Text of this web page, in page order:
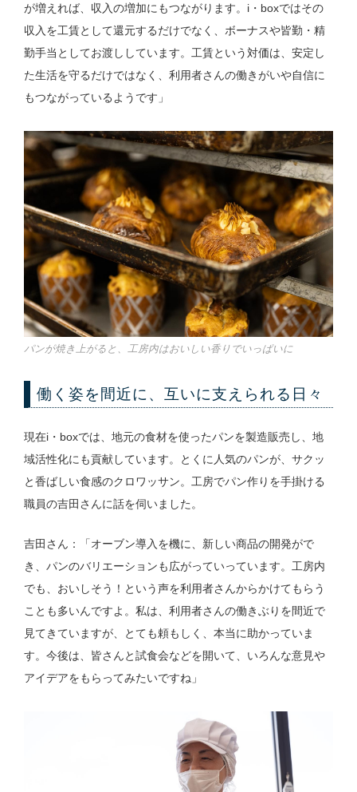
が増えれば、収入の増加にもつながります。i・boxではその
収入を工賃として還元するだけでなく、ボーナスや皆勤・精
勤手当としてお渡ししています。工賃という対価は、安定し
た生活を守るだけではなく、利用者さんの働きがいや自信に
もつながっているようです」
パンが焼き上がると、工房内はおいしい香りでいっぱいに
働く姿を間近に、互いに支えられる日々
現在i・boxでは、地元の食材を使ったパンを製造販売し、地
域活性化にも貢献しています。とくに人気のパンが、サクッ
と香ばしい食感のクロワッサン。工房でパン作りを手掛ける
職員の吉田さんに話を伺いました。
吉田さん：「オーブン導入を機に、新しい商品の開発がで
き、パンのバリエーションも広がっていっています。工房内
でも、おいしそう！という声を利用者さんからかけてもらう
ことも多いんですよ。私は、利用者さんの働きぶりを間近で
見てきていますが、とても頼もしく、本当に助かっていま
す。今後は、皆さんと試食会などを開いて、いろんな意見や
アイデアをもらってみたいですね」